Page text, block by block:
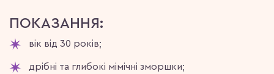
ПОКАЗАННЯ:
вік від 30 років;
дрібні та глибокі мімічні зморшки;